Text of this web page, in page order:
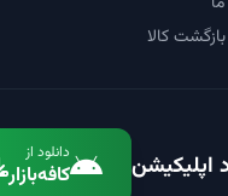
کالا
اپلیکیشن دانلود از
کافه‌بازار